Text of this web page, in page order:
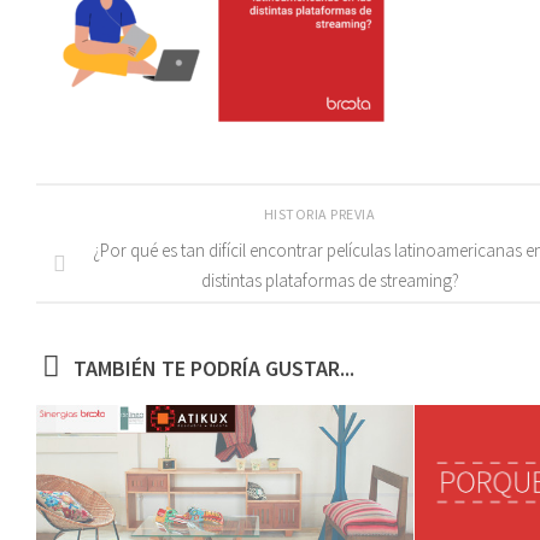
HISTORIA PREVIA
¿Por qué es tan difícil encontrar películas latinoamericanas
distintas plataformas de streaming?
TAMBIÉN TE PODRÍA GUSTAR...